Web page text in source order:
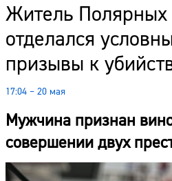
Житель Полярных
отделался
призывы к
17:04 – 20 мая
Мужчина признан
совершении двух
Наши гости
Фоторепортажи
Погода
Курсы валют